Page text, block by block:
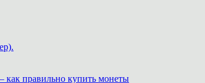
как правильно купить монеты